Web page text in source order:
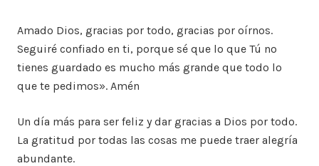
Amado Dios, gracias por todo, gracias por oírnos.
Seguiré confiado en ti, porque sé que lo que Tú no
tienes guardado es mucho más grande que todo lo
que te pedimos». Amén
Un día más para ser feliz y dar gracias a Dios por todo.
La gratitud por todas las cosas me puede traer alegría
abundante.